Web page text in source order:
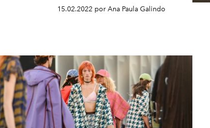
15.02.2022 por Ana Paula Galindo